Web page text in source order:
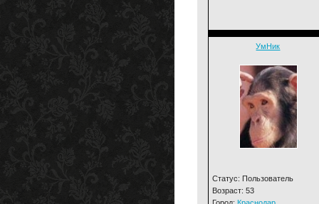
УмНик
Статус: Пользователь
Возраст: 53
Город: Краснодар